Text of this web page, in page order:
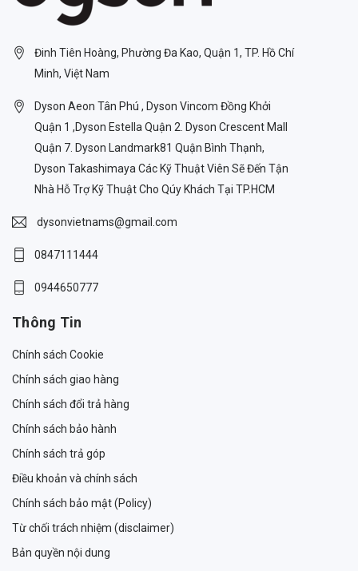
Đinh Tiên Hoàng, Phường Đa Kao, Quận 1, TP. Hồ Chí
Minh, Việt Nam
Dyson Aeon Tân Phú , Dyson Vincom Đồng Khởi
Quận 1 ,Dyson Estella Quận 2. Dyson Crescent Mall
Quận 7. Dyson Landmark81 Quận Bình Thạnh,
Dyson Takashimaya Các Kỹ Thuật Viên Sẽ Đến Tận
Nhà Hỗ Trợ Kỹ Thuật Cho Qúy Khách Tại TP.HCM
dysonvietnams@gmail.com
0847111444
0944650777
Thông Tin
Chính sách Cookie
Chính sách giao hàng
Chính sách đổi trả hàng
Chính sách bảo hành
Chính sách trả góp
Điều khoản và chính sách
Chính sách bảo mật (Policy)
Từ chối trách nhiệm (disclaimer)
Bản quyền nội dung